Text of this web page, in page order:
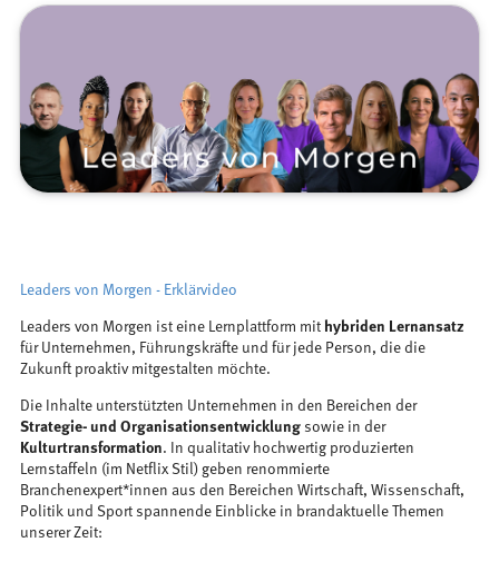
Leaders von Morgen - Erklärvideo
Leaders von Morgen ist eine Lernplattform mit hybriden Lernansatz
für Unternehmen, Führungskräfte und für jede Person, die die
Zukunft proaktiv mitgestalten möchte.
Die Inhalte unterstützten Unternehmen in den Bereichen der
Strategie- und Organisationsentwicklungsowie in der
Kulturtransformation. In qualitativ hochwertig produzierten
Lernstaffeln (im Netflix Stil) geben renommierte
Branchenexpert*innen aus den Bereichen Wirtschaft, Wissenschaft,
Politik und Sport spannende Einblicke in brandaktuelle Themen
unserer Zeit: